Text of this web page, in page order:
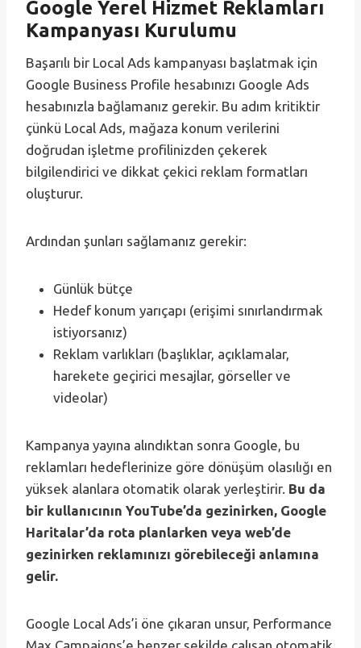
Google Yerel Hizmet Reklamları
Kampanyası Kurulumu
Başarılı bir Local Ads kampanyası başlatmak için
Google Business Profile hesabınızı Google Ads
hesabınızla bağlamanız gerekir. Bu adım kritiktir
çünkü Local Ads, mağaza konum verilerini
doğrudan işletme profilinizden çekerek
bilgilendirici ve dikkat çekici reklam formatları
oluşturur.
Ardından şunları sağlamanız gerekir:
Günlük bütçe
Hedef konum yarıçapı (erişimi sınırlandırmak
istiyorsanız)
Reklam varlıkları (başlıklar, açıklamalar,
harekete geçirici mesajlar, görseller ve
videolar)
Kampanya yayına alındıktan sonra Google, bu
reklamları hedeflerinize göre dönüşüm olasılığı en
yüksek alanlara otomatik olarak yerleştirir. Bu da
bir kullanıcının YouTube’da gezinirken, Google
Haritalar’da rota planlarken veya web’de
gezinirken reklamınızı görebileceği anlamına
gelir.
Google Local Ads’i öne çıkaran unsur, Performance